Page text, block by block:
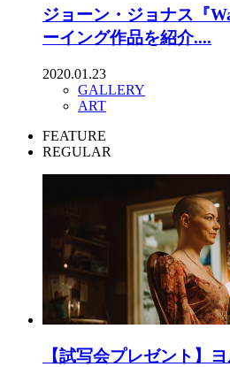
ジョーン・ジョナス『
ーイング作品を紹介....
2020.01.23
GALLERY
ART
FEATURE
REGULAR
【試写会プレゼント】